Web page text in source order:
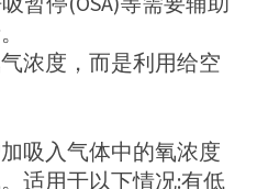
浓度，而是利用给空
吸入气体中的氧浓度
适用于以下情况:有低